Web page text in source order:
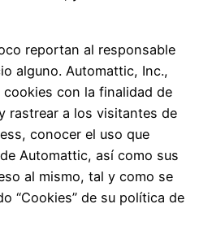
reportan al responsable
alguno. Automattic, Inc.,
con la finalidad de
rastrear a los visitantes de
conocer el uso que
Automattic, así como sus
al mismo, tal y como se
“Cookies” de su política de